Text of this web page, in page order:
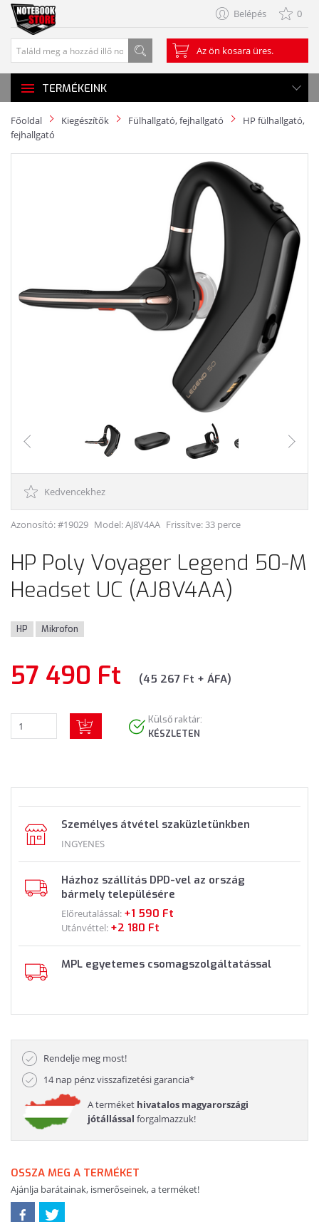
Belépés 0
Az ön kosara üres.
TERMÉKEINK
Főoldal Kiegészítők Fülhallgató, fejhallgató
HP fülhallgató,
fejhallgató
Kedvencekhez
Azonosító: #19029 Model:AJ8V4AA Frissítve: 33 perce
HP Poly Voyager Legend 50-M
Headset UC (AJ8V4AA)
HP Mikrofon
57 490 Ft (45 267 Ft + ÁFA)
Külső raktár:
KÉSZLETEN
Személyes átvétel szaküzletünkben
INGYENES
Házhoz szállítás DPD-vel az ország
bármely településére
Előreutalással: +1 590 Ft
Utánvéttel: +2 180 Ft
MPL egyetemes csomagszolgáltatással
Rendelje meg most!
14 nap pénz visszafizetési garancia*
A terméket hivatalos magyarországi
jótállással forgalmazzuk!
OSSZA MEG A TERMÉKET
Ajánlja barátainak, ismerőseinek, a terméket!